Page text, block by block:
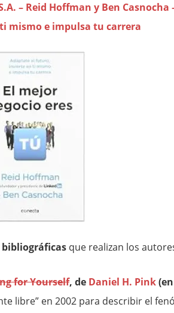
– Reid Hoffman y Ben Casnocha
mismo e impulsa tu carrera
que realizan los
for Yourself, de Daniel H. Pink
libre” en 2002 para describir el